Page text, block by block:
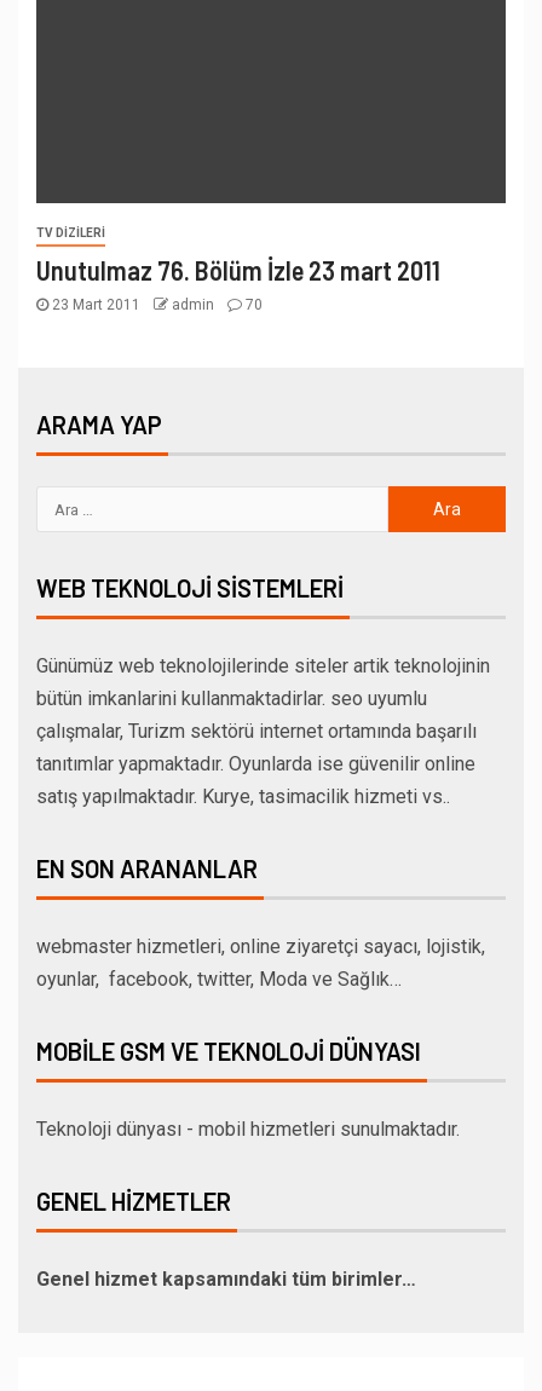
TV DIZILERI
Unutulmaz 76. Bölüm İzle 23 mart 2011
23 Mart 2011 admin 70
ARAMA YAP
WEB TEKNOLOJI SISTEMLERI
Günümüz web teknolojilerinde siteler artik teknolojinin
bütün imkanlarini kullanmaktadirlar. seo uyumlu
çalışmalar, Turizm sektörü internet ortamında başarılı
tanıtımlar yapmaktadır. Oyunlarda ise güvenilir online
satış yapılmaktadır. Kurye, tasimacilik hizmeti vs..
EN SON ARANANLAR
webmaster hizmetleri, online ziyaretçi sayacı, lojistik,
oyunlar, facebook, twitter, Moda ve Sağlık…
MOBILE GSM VE TEKNOLOJI DÜNYASI
Teknoloji dünyası - mobil hizmetleri sunulmaktadır.
GENEL HIZMETLER
Genel hizmet kapsamındaki tüm birimler…